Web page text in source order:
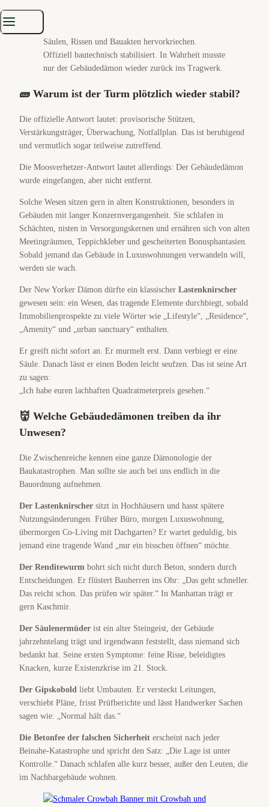
Offiziell bautechnisch stabilisiert. In Wahrheit musste
nur der Gebäudedämon wieder zurück ins Tragwerk.
🧱 Warum ist der Turm plötzlich wieder stabil?
Die offizielle Antwort lautet: provisorische Stützen,
Verstärkungsträger, Überwachung, Notfallplan. Das ist beruhigend
und vermutlich sogar teilweise zutreffend.
Die Moosverhetzer-Antwort lautet allerdings: Der Gebäudedämon
wurde eingefangen, aber nicht entfernt.
Solche Wesen sitzen gern in alten Konstruktionen, besonders in
Gebäuden mit langer Konzernvergangenheit. Sie schlafen in
Schächten, nisten in Versorgungskernen und ernähren sich von alten
Meetingräumen, Teppichkleber und gescheiterten Bonusphantasien.
Sobald jemand das Gebäude in Luxuswohnungen verwandeln will,
werden sie wach.
Der New Yorker Dämon dürfte ein klassischer Lastenknirscher
gewesen sein: ein Wesen, das tragende Elemente durchbiegt, sobald
Immobilienprospekte zu viele Wörter wie „Lifestyle“, „Residence“,
„Amenity“ und „urban sanctuary“ enthalten.
Er greift nicht sofort an. Er murmelt erst. Dann verbiegt er eine
Säule. Danach lässt er einen Boden leicht seufzen. Das ist seine Art
zu sagen:
„Ich habe euren lachhaften Quadratmeterpreis gesehen.“
👹 Welche Gebäudedämonen treiben da ihr
Unwesen?
Die Zwischenreiche kennen eine ganze Dämonologie der
Baukatastrophen. Man sollte sie auch bei uns endlich in die
Bauordnung aufnehmen.
Der Lastenknirscher sitzt in Hochhäusern und hasst spätere
Nutzungsänderungen. Früher Büro, morgen Luxuswohnung,
übermorgen Co-Living mit Dachgarten? Er wartet geduldig, bis
jemand eine tragende Wand „nur ein bisschen öffnen“ möchte.
Der Renditewurm bohrt sich nicht durch Beton, sondern durch
Entscheidungen. Er flüstert Bauherren ins Ohr: „Das geht schneller.
Das reicht schon. Das prüfen wir später.“ In Manhattan trägt er
gern Kaschmir.
Der Säulenermüder ist ein alter Steingeist, der Gebäude
jahrzehntelang trägt und irgendwann feststellt, dass niemand sich
bedankt hat. Seine ersten Symptome: feine Risse, beleidigtes
Knacken, kurze Existenzkrise im 21. Stock.
Der Gipskobold liebt Umbauten. Er versteckt Leitungen,
verschiebt Pläne, frisst Prüfberichte und lässt Handwerker Sachen
sagen wie: „Normal hält das.“
Die Betonfee der falschen Sicherheit erscheint nach jeder
Beinahe-Katastrophe und spricht den Satz: „Die Lage ist unter
Kontrolle.“ Danach schlafen alle kurz besser, außer den Leuten, die
im Nachbargebäude wohnen.